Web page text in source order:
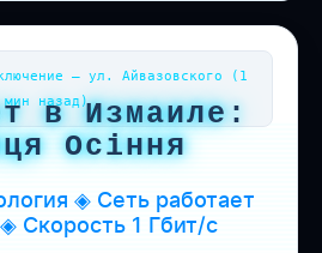
— ул. Айвазовского (1
мин назад)в Измаиле:
Осіння
◈ Сеть работает
Скорость 1 Гбит/с